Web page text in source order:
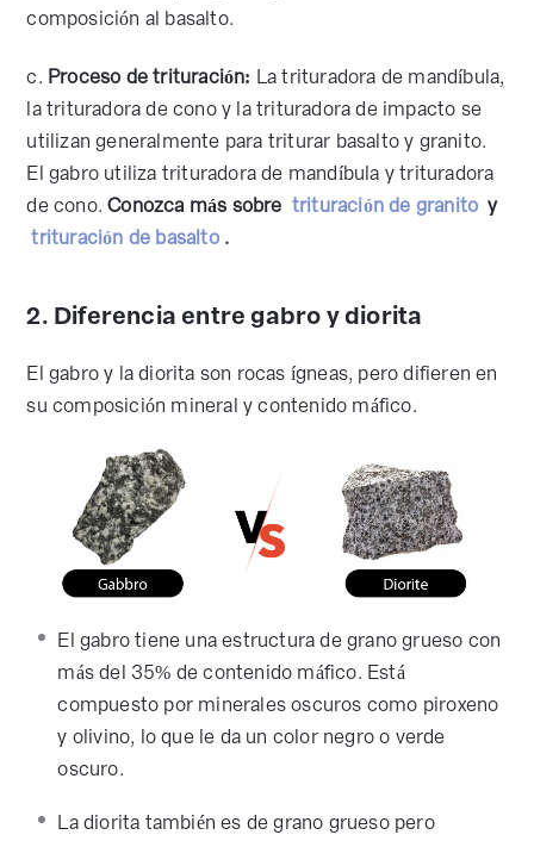
composición al basalto.
c. Proceso de trituración: La trituradora de mandíbula,
la trituradora de cono y la trituradora de impacto se
utilizan generalmente para triturar basalto y granito.
El gabro utiliza trituradora de mandíbula y trituradora
de cono.Conozca más sobre trituración de granito y
trituración de basalto .
2. Diferencia entre gabro y diorita
El gabro y la diorita son rocas ígneas, pero difieren en
su composición mineral y contenido máfico.
El gabro tiene una estructura de grano grueso con
más del 35% de contenido máfico. Está
compuesto por minerales oscuros como piroxeno
y olivino, lo que le da un color negro o verde
oscuro.
La diorita también es de grano grueso pero